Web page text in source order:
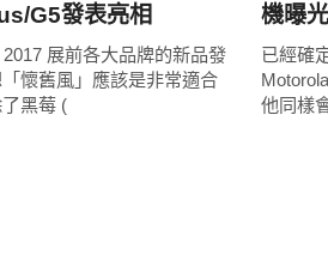
G5發表亮相
展前各大品牌的新品發
懷舊風」應該是非常適合
黑莓 (
機曝光
已經確
他同樣